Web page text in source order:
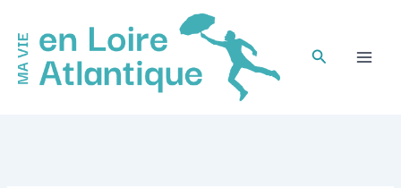
contenu
Rechercher